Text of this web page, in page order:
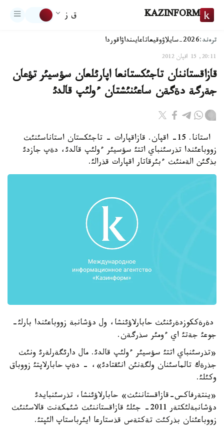
KAZINFORM ق ز
ترەند:2026-سايلاۋ وقيعاتاعايىنداۋاقوردا
20:11, 15 اقپان 2012
قازاقستاننان تاجئكستانعا اپارئلعان سؤسيئر تؤعان
جةرگة دةگةن ساعئنئشتان ءولئپ قالدئ
استانا. 15- اقپان. قازاقپارات - تاجئكستان استاناسئنئث
زووباعئندا تذرسئنباي اتتئ سؤسيئر ءولئپ قالدئ، دةپ جازدئ
بذگئن الةمنئث ءبئرقاتار اقپارات قذرالئ.
دةرةككوزدةرئنئث حابارلاؤئنشا، ول دؤشانبة زووباعئندا بارلئ-
جوعئ جةتئ اي ءومئر سذرگةن.
«تذرسئنباي اتتئ سؤسيئر ءولئپ قالدئ. مال دارئگةرلةرئ ونئث
جذرةك تالماسئنان ولگةنئن انئقتادئ»، - دةپ حابارلاپتئ زووباق
وكئلئ.
«ينتةرفاكس-قازاقستاننئث» حابارلاؤئنشا، تذرسئنبايدئ
دؤشانبةلئكتةر 2011- جئلئ قازاقستاننئث شئمكةنت قالاسئنئث
زووباعئنان بذركئت تةكتةس قذستارعا ايئرباستاپ الئپتئ.